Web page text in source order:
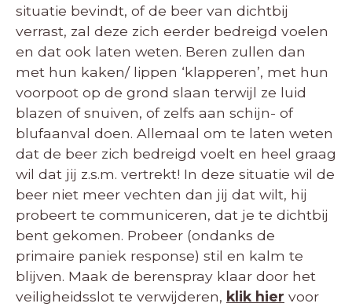
situatie bevindt, of de beer van dichtbij
verrast, zal deze zich eerder bedreigd voelen
en dat ook laten weten. Beren zullen dan
met hun kaken/ lippen ‘klapperen’, met hun
voorpoot op de grond slaan terwijl ze luid
blazen of snuiven, of zelfs aan schijn- of
blufaanval doen. Allemaal om te laten weten
dat de beer zich bedreigd voelt en heel graag
wil dat jij z.s.m. vertrekt! In deze situatie wil de
beer niet meer vechten dan jij dat wilt, hij
probeert te communiceren, dat je te dichtbij
bent gekomen. Probeer (ondanks de
primaire paniek response) stil en kalm te
blijven. Maak de berenspray klaar door het
veiligheidsslot te verwijderen, klik hier voor